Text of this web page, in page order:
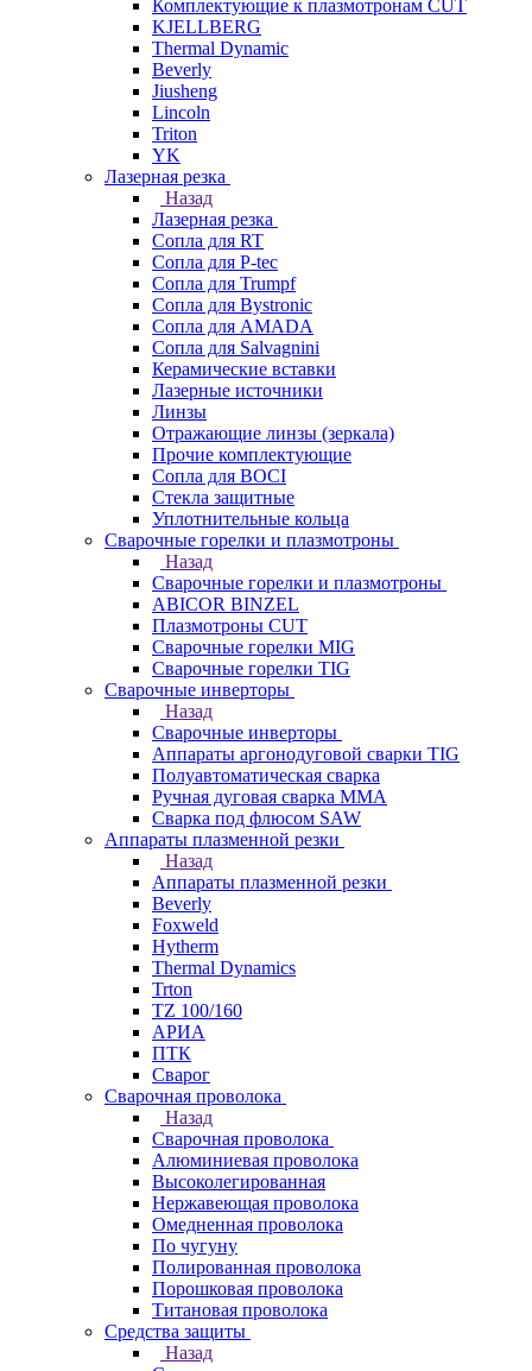
Комплектующие к плазмотронам CUT
KJELLBERG
Thermal Dynamic
Beverly
Jiusheng
Lincoln
Triton
YK
Лазерная резка
Назад
Лазерная резка
Сопла для RT
Сопла для P-tec
Сопла для Trumpf
Сопла для Bystronic
Сопла для AMADA
Сопла для Salvagnini
Керамические вставки
Лазерные источники
Линзы
Отражающие линзы (зеркала)
Прочие комплектующие
Сопла для BOCI
Стекла защитные
Уплотнительные кольца
Сварочные горелки и плазмотроны
Назад
Сварочные горелки и плазмотроны
ABICOR BINZEL
Плазмотроны CUT
Сварочные горелки MIG
Сварочные горелки TIG
Сварочные инверторы
Назад
Сварочные инверторы
Аппараты аргонодуговой сварки TIG
Полуавтоматическая сварка
Ручная дуговая сварка MMA
Сварка под флюсом SAW
Аппараты плазменной резки
Назад
Аппараты плазменной резки
Beverly
Foxweld
Hytherm
Thermal Dynamics
Trton
TZ 100/160
АРИА
ПТК
Сварог
Сварочная проволока
Назад
Сварочная проволока
Алюминиевая проволока
Высоколегированная
Нержавеющая проволока
Омедненная проволока
По чугуну
Полированная проволока
Порошковая проволока
Титановая проволока
Средства защиты
Назад